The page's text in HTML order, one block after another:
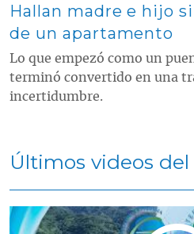
Hallan madre e hijo
de un apartamento
Lo que empezó como un
terminó convertido en una
incertidumbre.
Últimos videos del